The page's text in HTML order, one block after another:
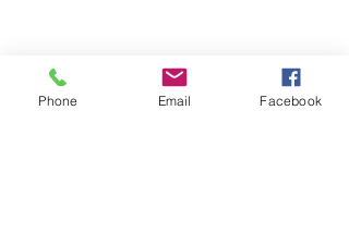
Phone Email Facebook